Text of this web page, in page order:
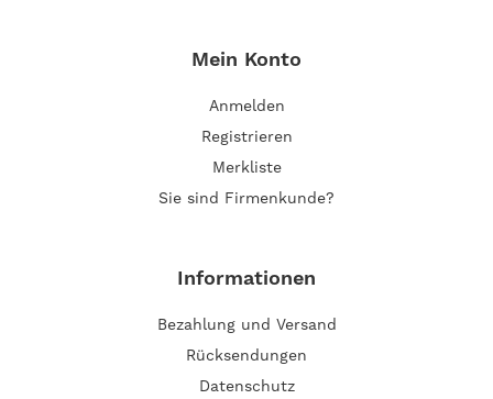
Mein Konto
Anmelden
Registrieren
Merkliste
Sie sind Firmenkunde?
Informationen
Bezahlung und Versand
Rücksendungen
Datenschutz